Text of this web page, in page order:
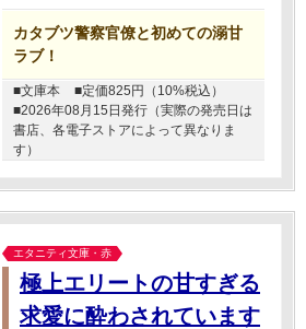
カタブツ警察官僚と初めての溺甘
ラブ！
■文庫本
■定価825円（10%税込）
■2026年08月15日発行（実際の発売日は
書店、各電子ストアによって異なりま
す）
エタニティ文庫・赤
極上エリートの甘すぎる
求愛に酔わされています